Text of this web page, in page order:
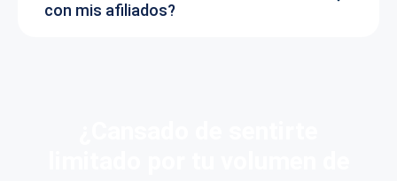
con mis afiliados?